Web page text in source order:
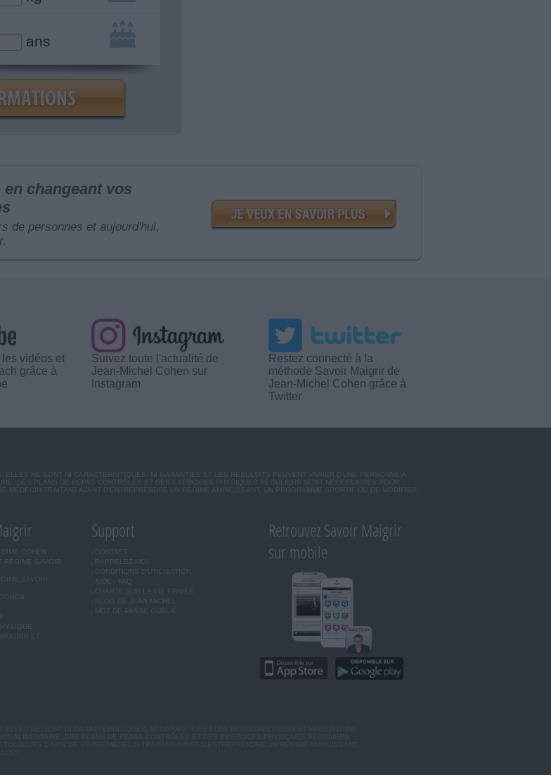
ans
changeant vos
de personnes et aujourd'hui,
les vidéos et
grâce à
Suivez toute l'actualité de
Jean-Michel Cohen sur
Instagram
Restez connecté à la
méthode Savoir Maigrir de
Jean-Michel Cohen grâce à
Twitter
NE SONT NI CARACTÉRISTIQUES, NI GARANTIES ET LES RÉSULTATS PEUVENT VARIER D'UNE PERSONNE A
DES PLANS DE REPAS CONTRÔLÉS ET DES EXERCICES PHYSIQUES RÉGULIERS SONT NÉCESSAIRES POUR
MÉDECIN TRAITANT AVANT D'ENTREPRENDRE UN RÉGIME AMINCISSANT, UN PROGRAMME SPORTIF OU DE MODIFIER
COHEN
RÉGIME SAVOIR
SAVOIR
ET
Support
CONTACT
RAPPELEZ-MOI
CONDITIONS D'UTILISATION
AIDE - FAQ
CHARTE SUR LA VIE PRIVÉE
BLOG DE JEAN MICHEL
MOT DE PASSE OUBLIÉ
Retrouvez Savoir Maigrir
sur mobile